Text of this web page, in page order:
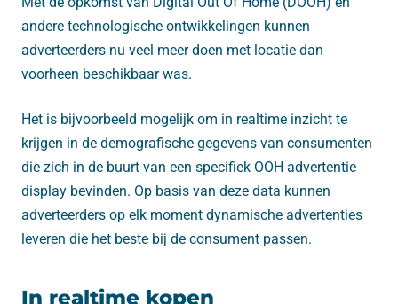
andere technologische ontwikkelingen kunnen
adverteerders nu veel meer doen met locatie dan
voorheen beschikbaar was.
Het is bijvoorbeeld mogelijk om in realtime inzicht te
krijgen in de demografische gegevens van consumenten
die zich in de buurt van een specifiek OOH advertentie
display bevinden. Op basis van deze data kunnen
adverteerders op elk moment dynamische advertenties
leveren die het beste bij de consument passen.
In realtime kopen